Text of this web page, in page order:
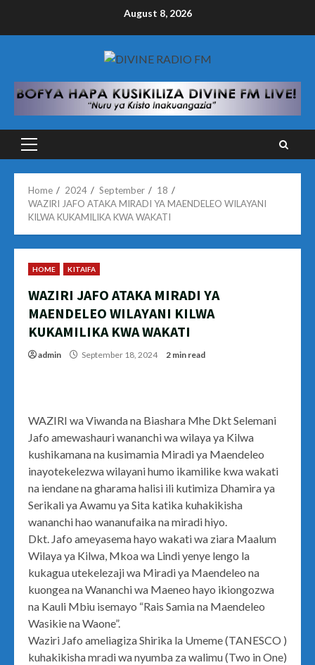
August 8, 2026
Primary
Home 2024 September
18
WAZIRI JAFO ATAKA MIRADI YA MAENDELEO WILAYANI
KILWA KUKAMILIKA KWA WAKATI
HOME KITAIFA
WAZIRI JAFO ATAKA MIRADI YA
MAENDELEO WILAYANI KILWA
KUKAMILIKA KWA WAKATI
admin September 18, 2024 2 min read
WAZIRI wa Viwanda na Biashara Mhe Dkt Selemani
Jafo amewashauri wananchi wa wilaya ya Kilwa
kushikamana na kusimamia Miradi ya Maendeleo
inayotekelezwa wilayani humo ikamilike kwa wakati
na iendane na gharama halisi ili kutimiza Dhamira ya
Serikali ya Awamu ya Sita katika kuhakikisha
wananchi hao wananufaika na miradi hiyo.
Dkt. Jafo ameyasema hayo wakati wa ziara Maalum
Wilaya ya Kilwa, Mkoa wa Lindi yenye lengo la
kukagua utekelezaji wa Miradi ya Maendeleo na
kuongea na Wananchi wa Maeneo hayo ikiongozwa
na Kauli Mbiu isemayo “Rais Samia na Maendeleo
Wasikie na Waone”.
Waziri Jafo ameliagiza Shirika la Umeme (TANESCO )
kuhakikisha mradi wa nyumba za walimu (Two in One)